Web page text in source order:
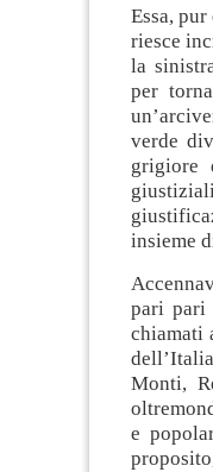
Essa,
riesce
la
per
verde
grigiore
insieme
pari pari
chiamati
Monti,
e